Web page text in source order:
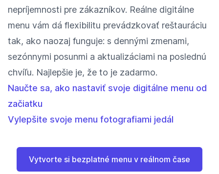
nepríjemnosti pre zákazníkov. Reálne digitálne
menu vám dá flexibilitu prevádzkovať reštauráciu
tak, ako naozaj funguje: s dennými zmenami,
sezónnymi posunmi a aktualizáciami na poslednú
chvíľu. Najlepšie je, že to je zadarmo.
Naučte sa, ako nastaviť svoje digitálne menu od
začiatku
Vylepšite svoje menu fotografiami jedál
Vytvorte si bezplatné menu v reálnom čase